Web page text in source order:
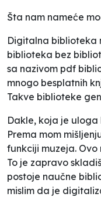
Šta nam nameće
Digitalna biblioteka
biblioteka bez
sa nazivom pdf
mnogo besplatnih
Takve biblioteke
Dakle, koja je
Prema mom
funkciji muzeja.
To je zapravo
postoje naučne
mislim da je